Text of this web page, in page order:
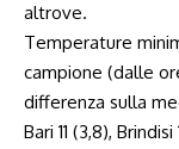
altrove.
Temperature
campione (dalle
differenza sulla
Bari 11 (3,8),